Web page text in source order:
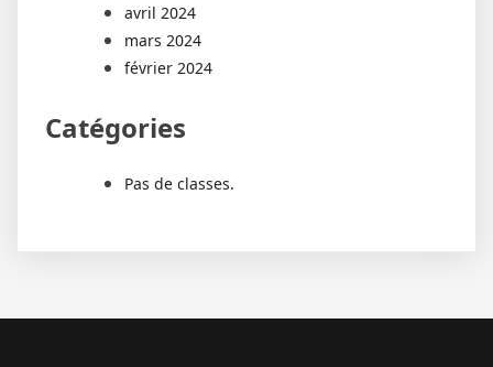
avril 2024
mars 2024
février 2024
Catégories
Pas de classes.